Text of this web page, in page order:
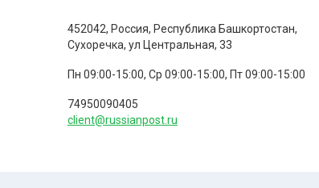
452042, Россия, Республика Башкортостан,
Сухоречка, ул Центральная, 33
Пн 09:00-15:00, Ср 09:00-15:00, Пт 09:00-15:00
74950090405
client@russianpost.ru